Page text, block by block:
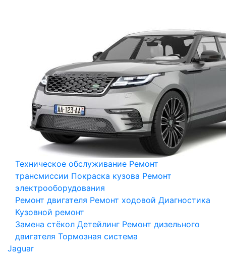
Техническое обслуживание Ремонт
трансмиссии Покраска кузова Ремонт
электрооборудования
Ремонт двигателя Ремонт ходовой Диагностика
Кузовной ремонт
Замена стёкол Детейлинг Ремонт дизельного
двигателя Тормозная система
Jaguar